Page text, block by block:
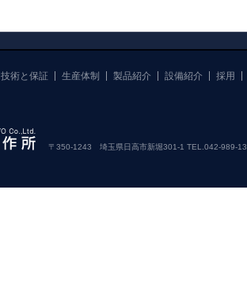
技術と保証 生産体制 製品紹介 設備紹介 採用
〒350-1243 埼玉県日高市新堀301-1 TEL.042-989-